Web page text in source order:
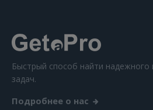
Быстрый способ найти
задач.
Подробнее о нас